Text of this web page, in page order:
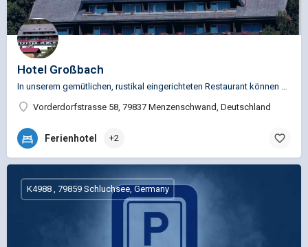
Hotel Großbach
Vorderdorfstrasse 58, 79837 Menzenschwand, Deutschland
Ferienhotel +2
K4988 , 79859 Schluchsee, Germany